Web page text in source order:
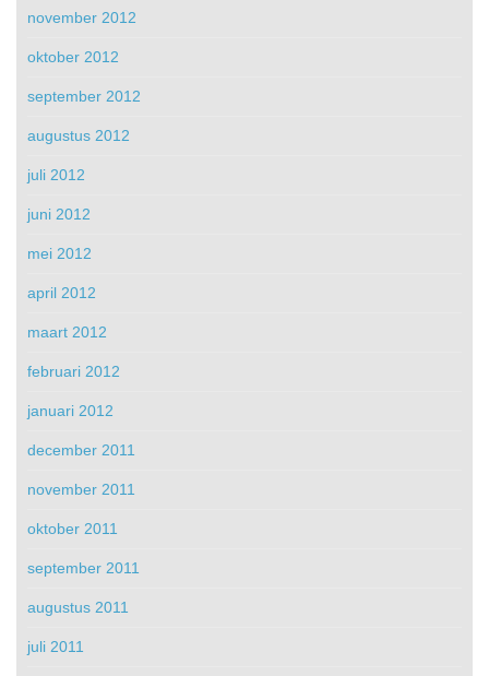
november 2012
oktober 2012
september 2012
augustus 2012
juli 2012
juni 2012
mei 2012
april 2012
maart 2012
februari 2012
januari 2012
december 2011
november 2011
oktober 2011
september 2011
augustus 2011
juli 2011